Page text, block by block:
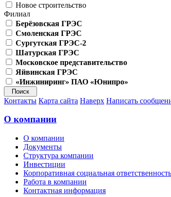
Новое строительство
Филиал
Берёзовская ГРЭС
Смоленская ГРЭС
Сургутская ГРЭС-2
Шатурская ГРЭС
Московское представительство
Яйвинская ГРЭС
«Инжиниринг» ПАО «Юнипро»
Контакты Карта сайта Наверх Написать
О компании
О компании
Документы
Структура компании
Инвестиции
Корпоративная социальная ответственность
Работа в компании
Контактная информация